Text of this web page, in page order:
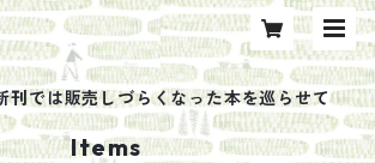
刊では販売しづらくなった本を巡らせて
Items